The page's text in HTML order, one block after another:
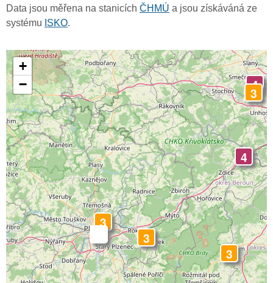
Data jsou měřena na stanicích ČHMÚ a jsou získáváná ze
systému ISKO.
3
3
4
3
3
4
+
−